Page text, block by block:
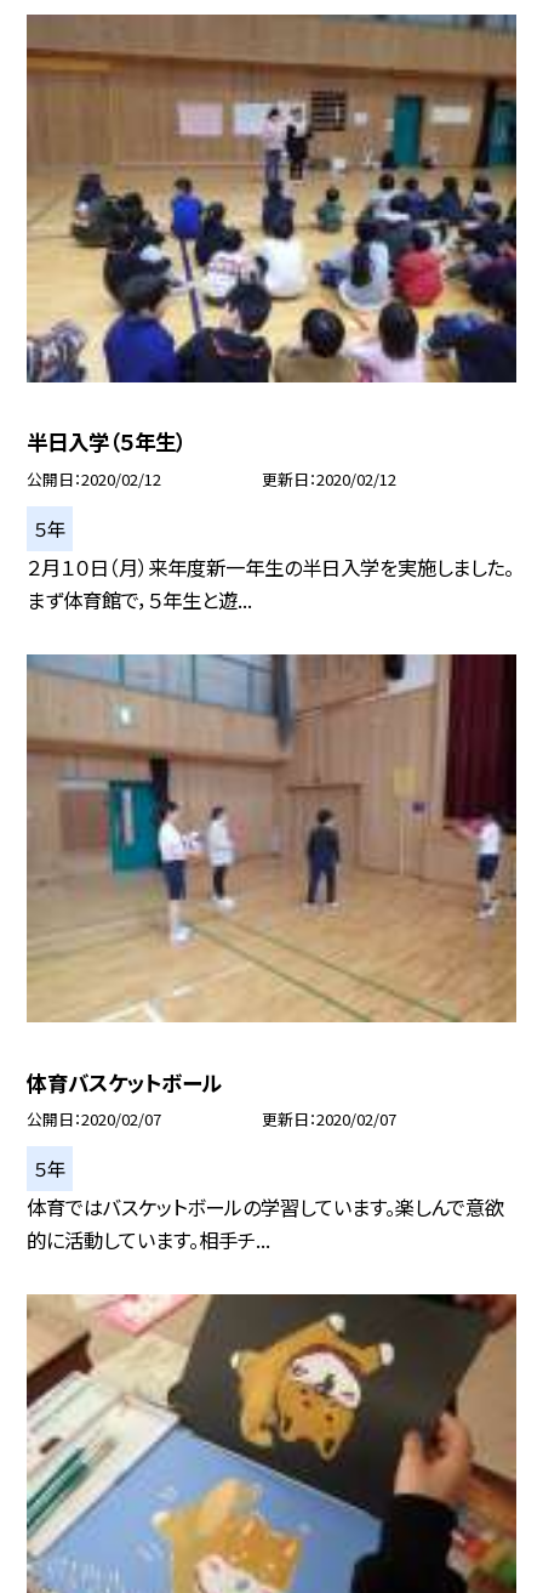
半日入学（５年生）
公開日 2020/02/12 更新日 2020/02/12
５年
２月１０日（月）来年度新一年生の半日入学を実施しました。
まず体育館で，５年生と遊...
体育バスケットボール
公開日 2020/02/07 更新日 2020/02/07
５年
体育ではバスケットボールの学習しています。楽しんで意欲
的に活動しています。相手チ...